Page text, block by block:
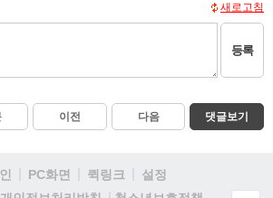
새로고침
등록
이전 다음 댓글보기
PC화면 퀵링크
설정